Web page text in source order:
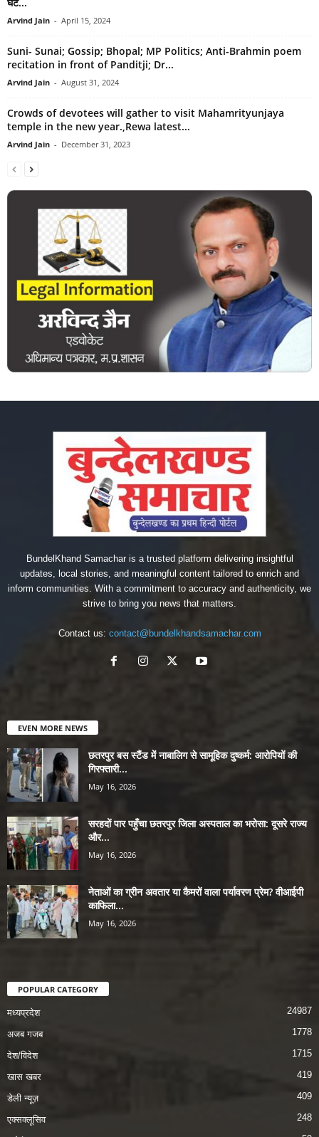
Arvind Jain - April 15, 2024
Suni- Sunai; Gossip; Bhopal; MP Politics; Anti-Brahmin poem
recitation in front of Panditji; Dr...
Arvind Jain - August 31, 2024
Crowds of devotees will gather to visit Mahamrityunjaya
temple in the new year.,Rewa latest...
Arvind Jain - December 31, 2023
BundelKhand Samachar is a trusted platform delivering insightful
updates, local stories, and meaningful content tailored to enrich and
inform communities. With a commitment to accuracy and authenticity, we
strive to bring you news that matters.
Contact us: contact@bundelkhandsamachar.com
EVEN MORE NEWS
छतरपुर बस स्टैंड में नाबालिग से सामूहिक दुष्कर्म: आरोपियों की
गिरफ्तारी...
May 16, 2026
सरहदों पार पहुँचा छतरपुर जिला अस्पताल का भरोसा: दूसरे राज्य
और...
May 16, 2026
नेताओं का ग्रीन अवतार या कैमरों वाला पर्यावरण प्रेम? वीआईपी
काफिला...
May 16, 2026
POPULAR CATEGORY
मध्यप्रदेश 24987
अजब गजब 1778
देश/विदेश 1715
खास खबर 419
डेली न्यूज़ 409
एक्सक्लूसिव 248